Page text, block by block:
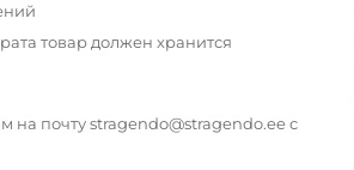
товар должен хранится
почту stragendo@stragendo.ee с